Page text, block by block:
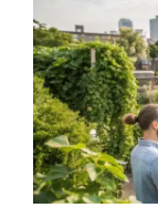
Les aides